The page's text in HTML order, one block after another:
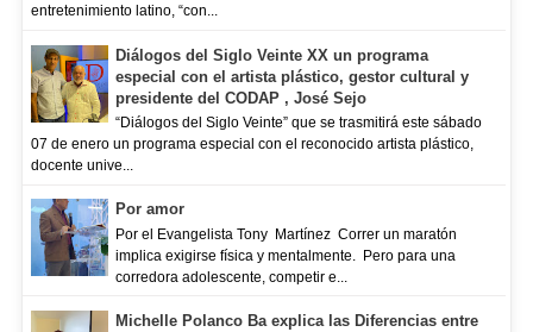
entretenimiento latino, “con...
Diálogos del Siglo Veinte XX un programa
especial con el artista plástico, gestor cultural y
presidente del CODAP , José Sejo
“Diálogos del Siglo Veinte” que se trasmitirá este sábado
07 de enero un programa especial con el reconocido artista plástico,
docente unive...
Por amor
Por el Evangelista Tony Martínez Correr un maratón
implica exigirse física y mentalmente. Pero para una
corredora adolescente, competir e...
Michelle Polanco Ba explica las Diferencias entre